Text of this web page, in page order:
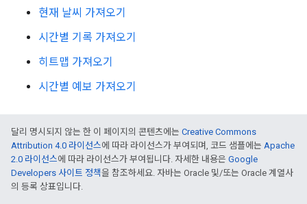
현재 날씨 가져오기
시간별 기록 가져오기
히트맵 가져오기
시간별 예보 가져오기
달리 명시되지 않는 한 이 페이지의 콘텐츠에는 Creative Commons
Attribution 4.0 라이선스에 따라 라이선스가 부여되며, 코드 샘플에는 Apache
2.0 라이선스에 따라 라이선스가 부여됩니다. 자세한 내용은 Google
Developers 사이트 정책을 참조하세요. 자바는 Oracle 및/또는 Oracle 계열사
의 등록 상표입니다.